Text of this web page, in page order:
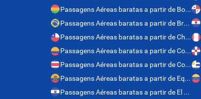
Passagens Aéreas baratas a partir de Bolívia
Passagens Aéreas baratas a partir de Brasil
Passagens Aéreas baratas a partir de Chile
Passagens Aéreas baratas a partir de Colômbia
Passagens Aéreas baratas a partir de Costa Rica
Passagens Aéreas baratas a partir de Equador
Passagens Aéreas baratas a partir de El Salvador